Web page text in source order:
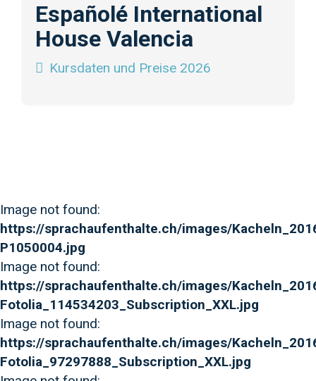
Españolé International
House Valencia
Kursdaten und Preise 2026
Image not found:
https://sprachaufenthalte.ch/images/
P1050004.jpg
Image not found:
https://sprachaufenthalte.ch/images/
Fotolia_114534203_Subscription_XXL.jpg
Image not found:
https://sprachaufenthalte.ch/images/
Fotolia_97297888_Subscription_XXL.jpg